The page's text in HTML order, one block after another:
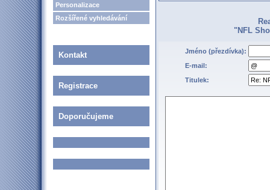
Personalizace
Rozšířené vyhledávání
Kontakt
Registrace
Doporučujeme
"NFL
Jméno (přezdívka):
E-mail:
Titulek: